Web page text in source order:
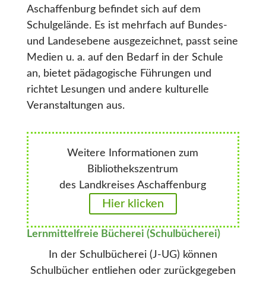
Aschaffenburg befindet sich auf dem
Schulgelände. Es ist mehrfach auf Bundes-
und Landesebene ausgezeichnet, passt seine
Medien u. a. auf den Bedarf in der Schule
an, bietet pädagogische Führungen und
richtet Lesungen und andere kulturelle
Veranstaltungen aus.
Weitere Informationen zum
Bibliothekszentrum
des Landkreises Aschaffenburg
Hier klicken
Lernmittelfreie Bücherei (Schulbücherei)
In der Schulbücherei (J-UG) können
Schulbücher entliehen oder zurückgegeben